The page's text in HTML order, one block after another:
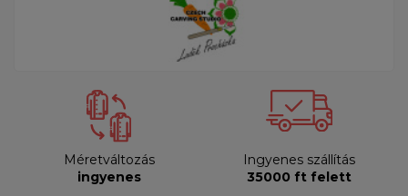
Méretváltozás
ingyenes
Ingyenes szállítás
35000 ft felett